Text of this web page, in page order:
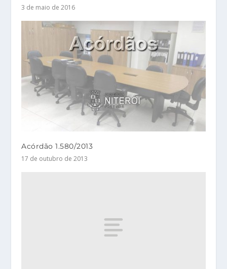
3 de maio de 2016
Acórdão 1.580/2013
17 de outubro de 2013